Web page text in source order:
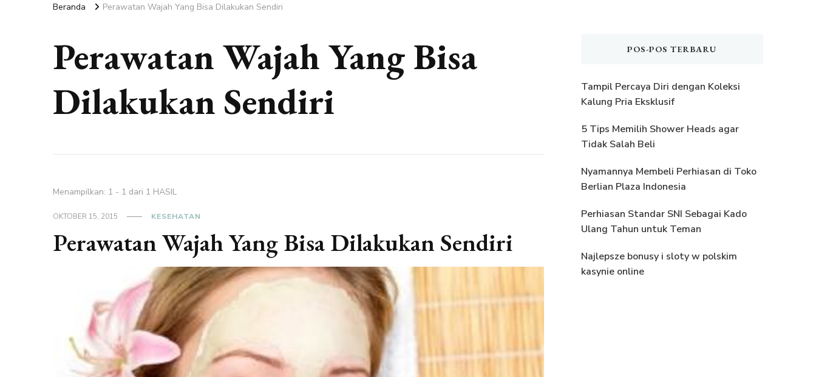
Beranda Perawatan Wajah Yang Bisa Dilakukan Sendiri
Perawatan Wajah Yang Bisa
Dilakukan Sendiri
Menampilkan: 1 - 1 dari 1 HASIL
OKTOBER 15, 2015 KESEHATAN
Perawatan Wajah Yang Bisa Dilakukan Sendiri
POS-POS TERBARU
Tampil Percaya Diri dengan Koleksi
Kalung Pria Eksklusif
5 Tips Memilih Shower Heads agar
Tidak Salah Beli
Nyamannya Membeli Perhiasan di Toko
Berlian Plaza Indonesia
Perhiasan Standar SNI Sebagai Kado
Ulang Tahun untuk Teman
Najlepsze bonusy i sloty w polskim
kasynie online